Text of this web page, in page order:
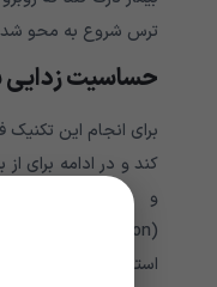
ترس شروع به محو
حساسیت
برای انجام این تکنیک
کند و در ادامه برای
و تکرار کند.
استفاده می شود و